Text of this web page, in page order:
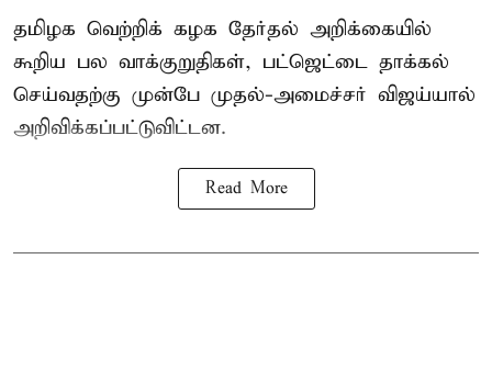
தமிழக வெற்றிக் கழக தேர்தல் அறிக்கையில்
கூறிய பல வாக்குறுதிகள், பட்ஜெட்டை தாக்கல்
செய்வதற்கு முன்பே முதல்-அமைச்சர் விஜய்யால்
அறிவிக்கப்பட்டுவிட்டன.
Read More